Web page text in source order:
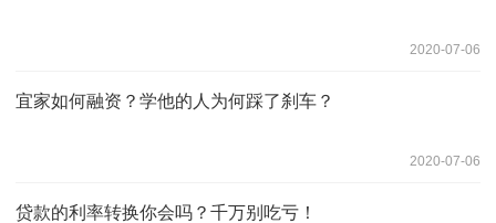
2020-07-06
宜家如何融资？学他的人为何踩了刹车？
2020-07-06
贷款的利率转换你会吗？千万别吃亏！